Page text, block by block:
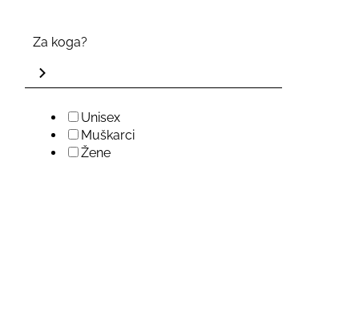
Za koga?
Unisex
Muškarci
Žene